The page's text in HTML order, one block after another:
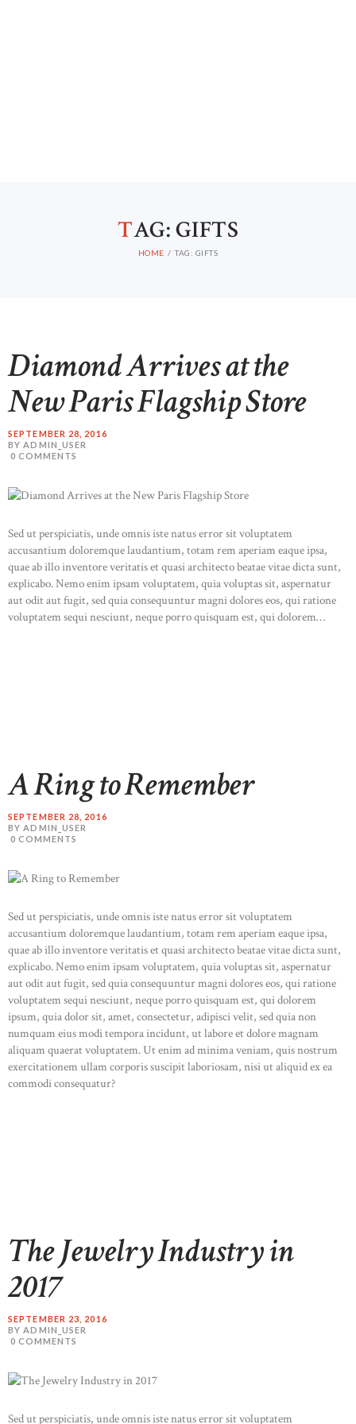
TAG: GIFTS
HOME TAG: GIFTS
Diamond Arrives at the
New Paris Flagship Store
SEPTEMBER 28, 2016
BY ADMIN_USER
0 COMMENTS
Sed ut perspiciatis, unde omnis iste natus error sit voluptatem
accusantium doloremque laudantium, totam rem aperiam eaque ipsa,
quae ab illo inventore veritatis et quasi architecto beatae vitae dicta sunt,
explicabo. Nemo enim ipsam voluptatem, quia voluptas sit, aspernatur
aut odit aut fugit, sed quia consequuntur magni dolores eos, qui ratione
voluptatem sequi nesciunt, neque porro quisquam est, qui dolorem…
A Ring to Remember
SEPTEMBER 28, 2016
BY ADMIN_USER
0 COMMENTS
Sed ut perspiciatis, unde omnis iste natus error sit voluptatem
accusantium doloremque laudantium, totam rem aperiam eaque ipsa,
quae ab illo inventore veritatis et quasi architecto beatae vitae dicta sunt,
explicabo. Nemo enim ipsam voluptatem, quia voluptas sit, aspernatur
aut odit aut fugit, sed quia consequuntur magni dolores eos, qui ratione
voluptatem sequi nesciunt, neque porro quisquam est, qui dolorem
ipsum, quia dolor sit, amet, consectetur, adipisci velit, sed quia non
numquam eius modi tempora incidunt, ut labore et dolore magnam
aliquam quaerat voluptatem. Ut enim ad minima veniam, quis nostrum
exercitationem ullam corporis suscipit laboriosam, nisi ut aliquid ex ea
commodi consequatur?
The Jewelry Industry in
2017
SEPTEMBER 23, 2016
BY ADMIN_USER
0 COMMENTS
Sed ut perspiciatis, unde omnis iste natus error sit voluptatem